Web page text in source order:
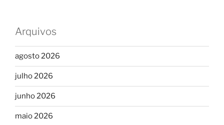
Arquivos
agosto 2026
julho 2026
junho 2026
maio 2026